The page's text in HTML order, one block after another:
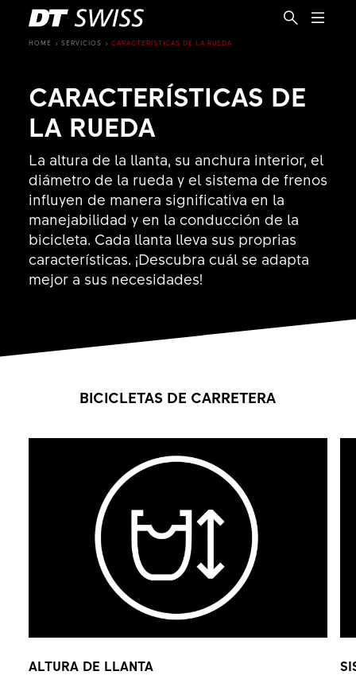
HOME SERVICIOS CARACTERÍSTICAS DE LA RUEDA
CARACTERÍSTICAS DE
LA RUEDA
La altura de la llanta, su anchura interior, el
diámetro de la rueda y el sistema de frenos
influyen de manera significativa en la
manejabilidad y en la conducción de la
bicicleta. Cada llanta lleva sus proprias
características. ¡Descubra cuál se adapta
mejor a sus necesidades!
BICICLETAS DE CARRETERA
ALTURA DE LLANTA